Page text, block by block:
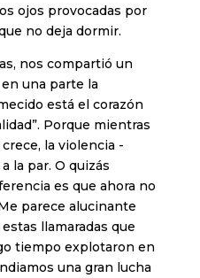
ojos provocadas por
no deja dormir.
nos compartió un
una parte la
está el corazón
Porque mientras
la violencia -
la par. O quizás
es que ahora no
parece alucinante
llamaradas que
tiempo explotaron en
una gran lucha